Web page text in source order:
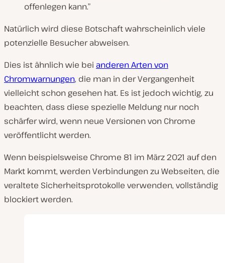
offenlegen kann.”
Natürlich wird diese Botschaft wahrscheinlich viele
potenzielle Besucher abweisen.
Dies ist ähnlich wie bei anderen Arten von
Chromwarnungen, die man in der Vergangenheit
vielleicht schon gesehen hat. Es ist jedoch wichtig, zu
beachten, dass diese spezielle Meldung nur noch
schärfer wird, wenn neue Versionen von Chrome
veröffentlicht werden.
Wenn beispielsweise Chrome 81 im März 2021 auf den
Markt kommt, werden Verbindungen zu Webseiten, die
veraltete Sicherheitsprotokolle verwenden, vollständig
blockiert werden.